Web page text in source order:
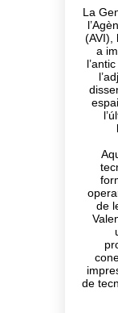
La
(AVI),
a
de
de